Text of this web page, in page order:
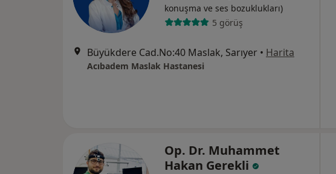
konuşma ve ses bozuklukları)
5 görüş
Büyükdere Cad.No:40 Maslak, Sarıyer • Harita
Acıbadem Maslak Hastanesi
Op. Dr. Muhammet
Hakan Gerekli